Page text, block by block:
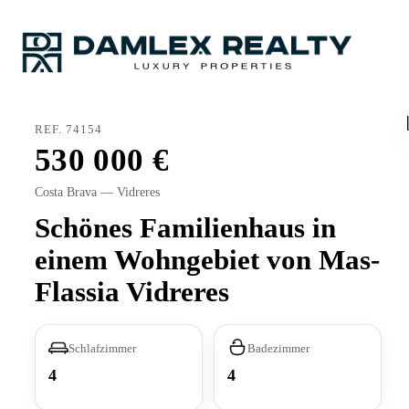
REF. 74154
530 000
Costa Brava — Vidreres
Schönes Familienhaus in
einem Wohngebiet von Mas-
Flassia Vidreres
Schlafzimmer
4
Badezimmer
4